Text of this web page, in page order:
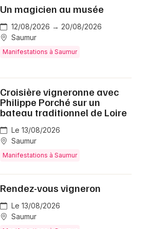
Un magicien au musée
12/08/2026 → 20/08/2026
Saumur
Manifestations à Saumur
Croisière vigneronne avec
Philippe Porché sur un
bateau traditionnel de Loire
Le 13/08/2026
Saumur
Manifestations à Saumur
Rendez-vous vigneron
Le 13/08/2026
Saumur